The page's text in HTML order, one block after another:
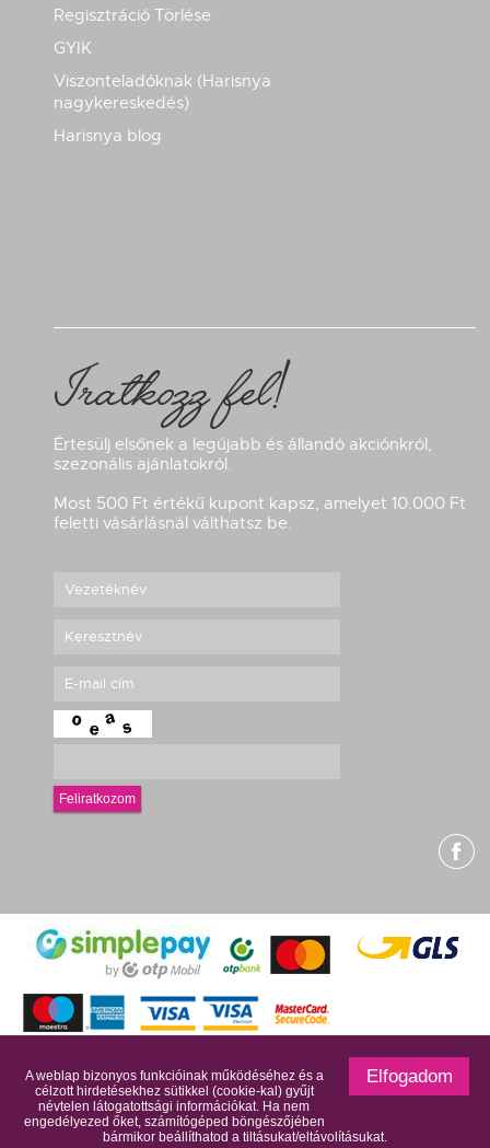
Regisztráció Törlése
GYIK
Viszonteladóknak (Harisnya
nagykereskedés)
Harisnya blog
Iratkozz fel!
Értesülj elsőnek a legújabb és állandó akciónkról,
szezonális ajánlatokról.
Most 500 Ft értékű kupont kapsz, amelyet 10.000 Ft
feletti vásárlásnál válthatsz be.
Feliratkozom
g
© 2017 Harisnyaneked.hu Minden jog fenntartva
Elfogadom
A weblap bizonyos funkcióinak működéséhez és a
célzott hirdetésekhez sütikkel (cookie-kal) gyűjt
névtelen látogatottsági információkat. Ha nem
engedélyezed őket, számítógéped böngészőjében
bármikor beállíthatod a tiltásukat/eltávolításukat.